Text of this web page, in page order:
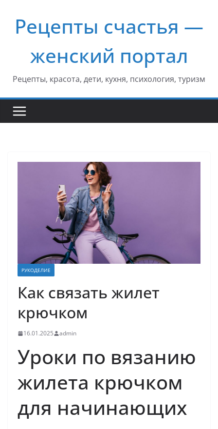
содержимому
Рецепты счастья —
женский портал
Рецепты, красота, дети, кухня, психология, туризм
РУКОДЕЛИЕ
Как связать жилет
крючком
16.01.2025 admin
Уроки по вязанию
жилета крючком
для начинающих